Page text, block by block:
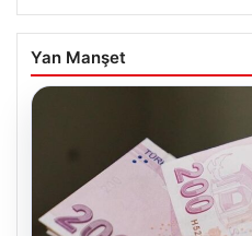
Yan Manşet